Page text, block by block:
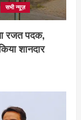
सभी न्यूज़
रजत पदक,
शानदार